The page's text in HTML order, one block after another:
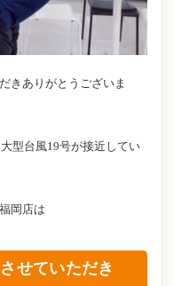
きありがとうございま
型台風19号が接近してい
岡店は
せていただき